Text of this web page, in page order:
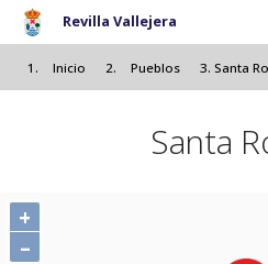
Pasar al
Revilla Vallejera
Inicio Pueblos Santa
Santa
+
–